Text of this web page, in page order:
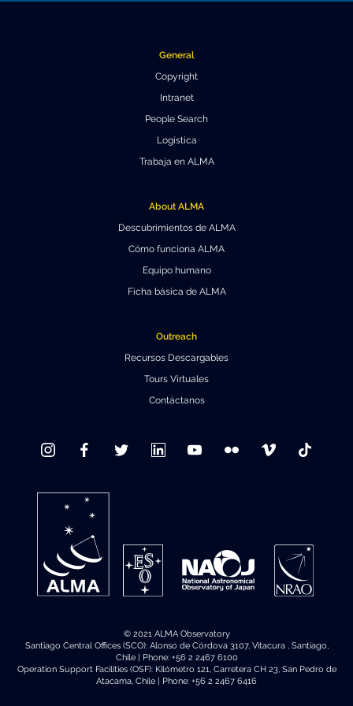
Información para expositores
Información de viaje / logística
Declaración de privacidad
General
Copyright
Intranet
People Search
Logística
Trabaja en ALMA
About ALMA
Descubrimientos de ALMA
Cómo funciona ALMA
Equipo humano
Ficha básica de ALMA
Outreach
Recursos Descargables
Tours Virtuales
Contáctanos
© 2021 ALMA Observatory
Santiago Central Offices (SCO): Alonso de Córdova 3107, Vitacura , Santiago,
Chile | Phone: +56 2 2467 6100
Operation Support Facilities (OSF): Kilómetro 121, Carretera CH 23, San Pedro de
Atacama, Chile | Phone: +56 2 2467 6416